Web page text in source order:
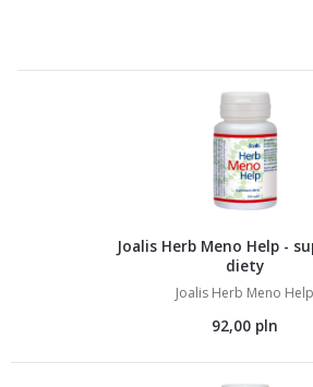
Joalis Herb Meno Help -
diety
Joalis Herb Meno Help
92,00 pln